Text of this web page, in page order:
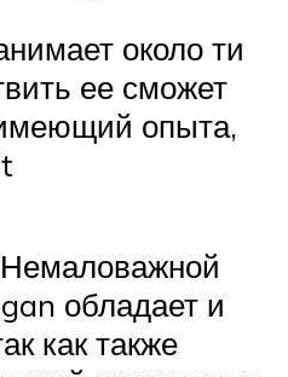
около ти
ее сможет
опыта,
обладает и
как также